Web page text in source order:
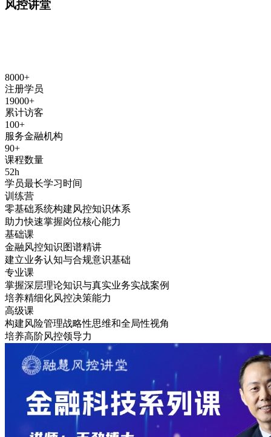
风控讲堂
8000+
注册学员
19000+
累计访客
100+
服务金融机构
90+
课程数量
52h
学员最长学习时间
训练营
零基础系统构建风控知识体系
助力快速掌握岗位核心能力
基础课
金融风控知识图谱精讲
建立业务认知与合规意识基础
专业课
掌握深层理论知识与真实业务实战案例
培养精细化风控决策能力
高级课
构建风险管理战略性思维和全局性视角
培养高阶风控领导力